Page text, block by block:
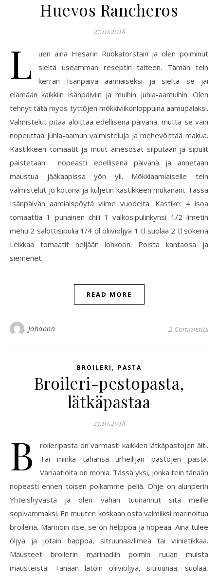
Huevos Rancheros
27.10.2018
L
uen aina Hesarin Ruokatorstain ja olen poiminut
sieltä useamman reseptin talteen. Tämän tein
kerran Isänpäivä aamiaiseksi ja sieltä se jäi
elämään kaikkiin isänpäiviin ja muihin juhla-aamuihin. Olen
tehnyt tätä myös tyttöjen mökkiviikonloppuina aamupalaksi.
Valmistelut pitää aloittaa edellisenä päivänä, mutta se vain
nopeuttaa juhla-aamun valmisteluja ja mehevöittää makua.
Kastikkeen tomaatit ja muut ainesosat silputaan ja sipulit
paistetaan nopeasti edellisenä päivänä ja annetaan
maustua jääkaapissa yön yli. Mökkiaamiaiselle tein
valmistelut jo kotona ja kuljetin kastikkeen mukanani. Tässä
Isänpäivän aamiaispöytä viime vuodelta. Kastike: 4 isoa
tomaattia 1 punainen chili 1 valkosipulinkynsi 1/2 limetin
mehu 2 salottisipulia 1/4 dl oliiviöljyä 1 tl suolaa 2 tl sokeria
Leikkaa tomaatit neljään lohkoon. Poista kantaosa ja
siemenet…
READ MORE
Johanna 2 Comments
BROILERI , PASTA
Broileri-pestopasta,
lätkäpastaa
25.10.2018
B
roileripasta on varmasti kaikkien lätkäpastojen äiti.
Tai minkä tahansa urheilijan pastojen pasta.
Variaatioita on monia. Tässä yksi, jonka tein tänään
nopeasti ennen toisen poikamme peliä. Ohje on alunperin
Yhteishyvästä ja olen vähän tuunannut sitä meille
sopivammaksi. En muuten koskaan osta valmiiksi marinoitua
broileria. Marinoin itse, se on helppoa ja nopeaa. Aina tulee
öljyä ja jotain happoa, sitruunaa/limeä tai viinietikkaa.
Mausteet broilerin marinadiin poimin ruuan muista
mausteista. Tänään latoin oliiviöljyä, sitruunaa, suolaa,